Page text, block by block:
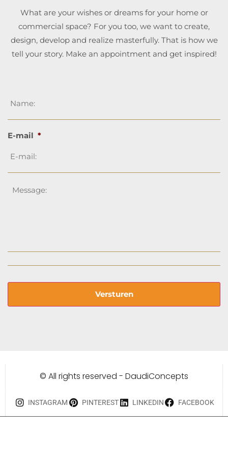
What are your wishes or dreams for your home or
commercial space? For you too, we want to create,
design, develop and realize masterfully. That is how we
tell your story. Make an appointment and get inspired!
E-mail *
Message
© All rights reserved - DaudiConcepts
INSTAGRAM PINTEREST LINKEDIN FACEBOOK